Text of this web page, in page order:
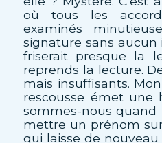
où tous les
examinés
signature sans aucun
friserait presque la
reprends la lecture.
mais insuffisants.
rescousse émet une
sommes-nous quand
mettre un prénom
qui laisse de